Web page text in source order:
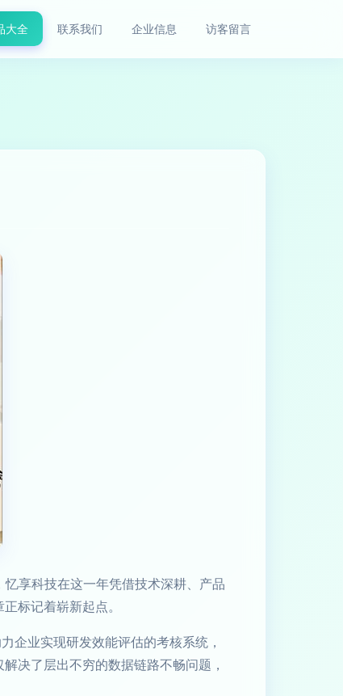
大全 联系我们 企业信息 访客留言
享科技在这一年凭借技术深耕、产品
标记着崭新起点。
企业实现研发效能评估的考核系统，
决了层出不穷的数据链路不畅问题，